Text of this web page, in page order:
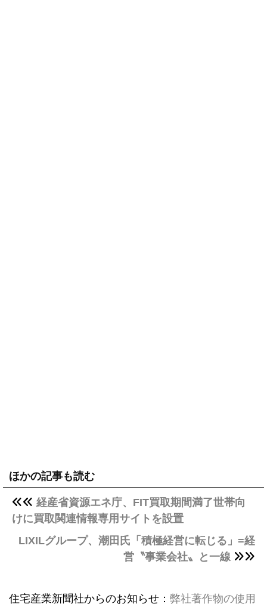
ほかの記事も読む
経産省資源エネ庁、FIT買取期間満了世帯向
けに買取関連情報専用サイトを設置
LIXILグループ、潮田氏「積極経営に転じる」=経
営〝事業会社〟と一線
住宅産業新聞社からのお知らせ： 弊社著作物の使用